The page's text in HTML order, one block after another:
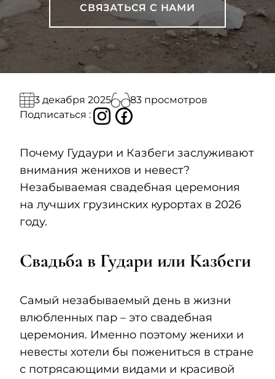
СВЯЗАТЬСЯ С НАМИ
3 декабря 2025
83 просмотров
Подписаться :
Почему Гудаури и Казбеги заслуживают
внимания женихов и невест?
Незабываемая свадебная церемония
на лучших грузинских курортах в 2026
году.
Свадьба в Гудари или Казбеги
Самый незабываемый день в жизни
влюбленных пар – это свадебная
церемония. Именно поэтому женихи и
невесты хотели бы пожениться в стране
с потрясающими видами и красивой